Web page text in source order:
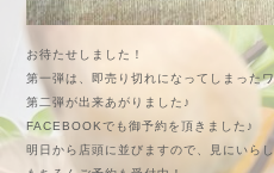
お待たせしました！
第一弾は、即売り切れになってしまった
第二弾が出来あがりました♪
FACEBOOKでも御予約を頂きました♪
明日から店頭に並びますので、見にいら